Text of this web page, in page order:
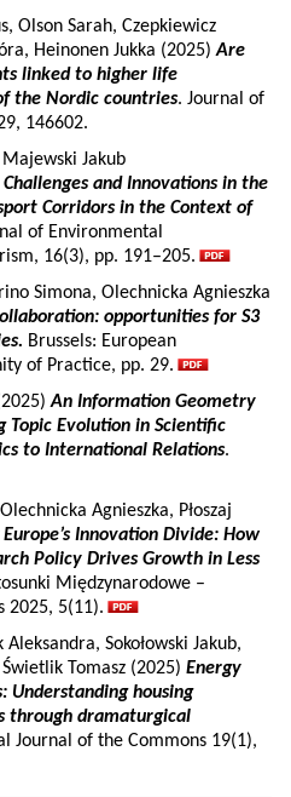
Olson Sarah, Czepkiewicz
Heinonen Jukka (2025)Are
linked to higher life
the Nordic countries. Journal of
146602.
Jakub
and Innovations in the
Corridors in the Context of
of Environmental
16(3), pp. 191–205.
Simona, Olechnicka Agnieszka
opportunities for S3
Brussels: European
of Practice, pp. 29.
An Information Geometry
Topic Evolution in Scientific
to International Relations.
Agnieszka, Płoszaj
Innovation Divide: How
Policy Drives Growth in Less
Międzynarodowe –
2025, 5(11).
Aleksandra, Sokołowski Jakub,
Tomasz (2025) Energy
Understanding housing
through dramaturgical
Journal of the Commons 19(1),